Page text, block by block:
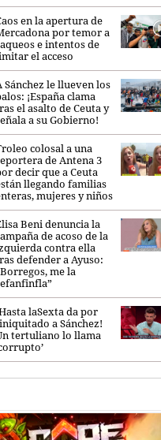
en la apertura de
por temor a
e intentos de
el acceso
Sánchez le llueven los
¡España clama
el asalto de Ceuta y
a su Gobierno!
colosal a una
de Antena 3
decir que a Ceuta
llegando familias
mujeres y niños
Beni denuncia la
de acoso de la
contra ella
defender a Ayuso:
me la
laSexta da por
a Sánchez!
tertuliano lo llama